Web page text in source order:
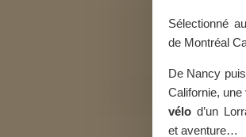
Sélectionné
de Montréal
De Nancy
Californie, une
vélo d’un
et aventure…